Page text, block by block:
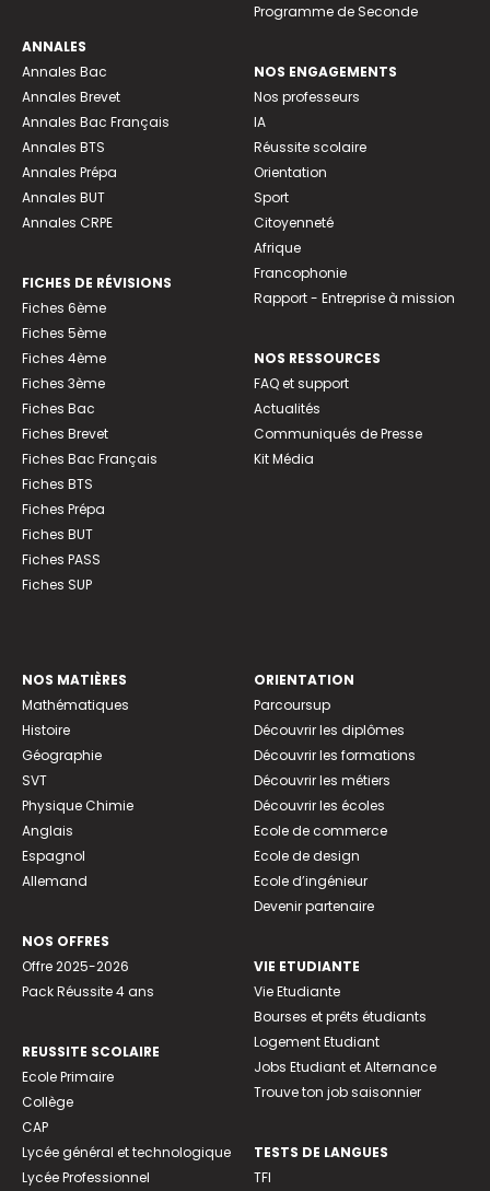
ANNALES
Annales Bac
Annales Brevet
Annales Bac Français
Annales BTS
Annales Prépa
Annales BUT
Annales CRPE
FICHES DE RÉVISIONS
Fiches 6ème
Fiches 5ème
Fiches 4ème
Fiches 3ème
Fiches Bac
Fiches Brevet
Fiches Bac Français
Fiches BTS
Fiches Prépa
Fiches BUT
Fiches PASS
Fiches SUP
Programme de Seconde
NOS ENGAGEMENTS
Nos professeurs
IA
Réussite scolaire
Orientation
Sport
Citoyenneté
Afrique
Francophonie
Rapport - Entreprise à mission
NOS RESSOURCES
FAQ et support
Actualités
Communiqués de Presse
Kit Média
NOS MATIÈRES
Mathématiques
Histoire
Géographie
SVT
Physique Chimie
Anglais
Espagnol
Allemand
NOS OFFRES
Offre 2025-2026
Pack Réussite 4 ans
REUSSITE SCOLAIRE
Ecole Primaire
Collège
CAP
Lycée général et technologique
Lycée Professionnel
ORIENTATION
Parcoursup
Découvrir les diplômes
Découvrir les formations
Découvrir les métiers
Découvrir les écoles
Ecole de commerce
Ecole de design
Ecole d’ingénieur
Devenir partenaire
VIE ETUDIANTE
Vie Etudiante
Bourses et prêts étudiants
Logement Etudiant
Jobs Etudiant et Alternance
Trouve ton job saisonnier
TESTS DE LANGUES
TFI